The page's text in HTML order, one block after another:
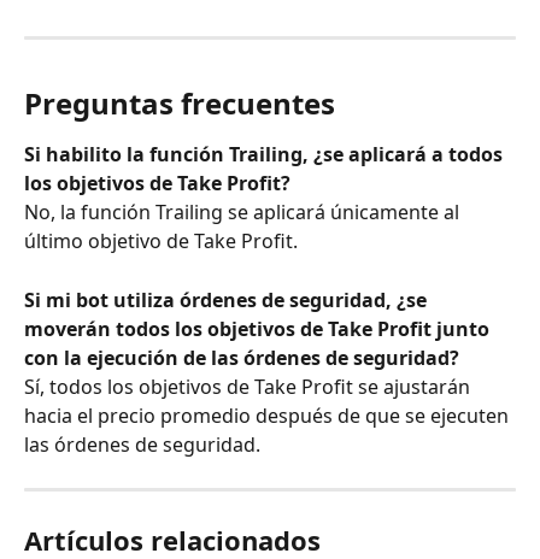
Preguntas frecuentes
Si habilito la función Trailing, ¿se aplicará a todos
los objetivos de Take Profit?
No, la función Trailing se aplicará únicamente al
último objetivo de Take Profit.
Si mi bot utiliza órdenes de seguridad, ¿se
moverán todos los objetivos de Take Profit junto
con la ejecución de las órdenes de seguridad?
Sí, todos los objetivos de Take Profit se ajustarán
hacia el precio promedio después de que se ejecuten
las órdenes de seguridad.
Artículos relacionados